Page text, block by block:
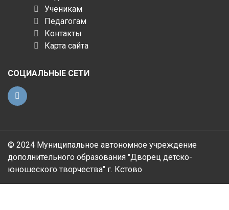
Ученикам
Педагогам
Контакты
Карта сайта
СОЦИАЛЬНЫЕ СЕТИ
© 2024 Муниципальное автономное учреждение
дополнительного образования "Дворец детско-
юношеского творчества" г. Кстово